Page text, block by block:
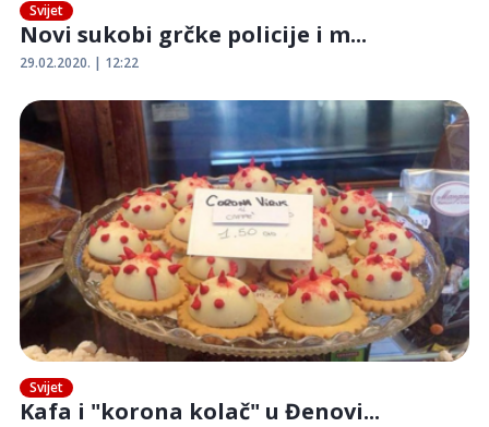
Svijet
Novi sukobi grčke policije i m...
29.02.2020. | 12:22
Svijet
Kafa i "korona kolač" u Đenovi...